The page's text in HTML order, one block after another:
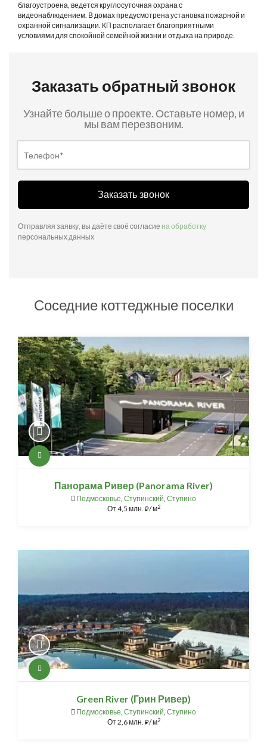
благоустроена, ведется круглосуточная охрана с
видеонаблюдением. В домах предусмотрена установка пожарной и
охранной сигнализации. КП располагает благоприятными
условиями для спокойной семейной жизни и отдыха на природе.
Заказать обратный звонок
Узнайте больше о проекте. Оставьте номер, и
мы вам перезвоним.
Заказать звонок
Отправляя заявку, вы даёте своё согласие на обработку
персональных данных
Соседние коттеджные поселки
Панорама Ривер (Panorama River)
Подмосковье, Ступинский, Ступино
От4,5 млн. ⃏/ м2
Green River (Грин Ривер)
Подмосковье, Ступинский, Ступино
От2,6 млн. ⃏/ м2